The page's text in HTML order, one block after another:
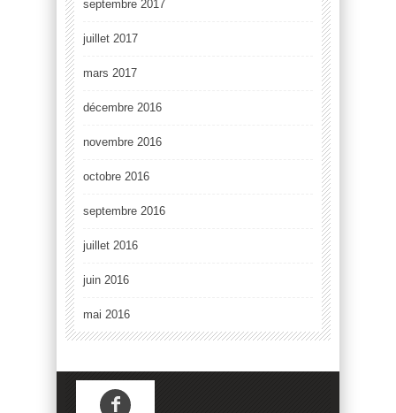
septembre 2017
juillet 2017
mars 2017
décembre 2016
novembre 2016
octobre 2016
septembre 2016
juillet 2016
juin 2016
mai 2016